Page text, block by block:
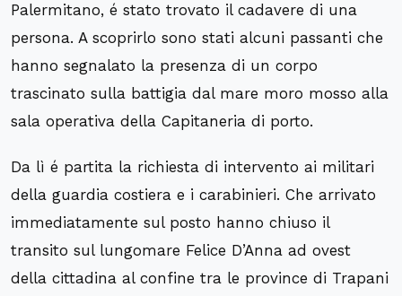
Palermitano, é stato trovato il cadavere di una
persona. A scoprirlo sono stati alcuni passanti che
hanno segnalato la presenza di un corpo
trascinato sulla battigia dal mare moro mosso alla
sala operativa della Capitaneria di porto.
Da lì é partita la richiesta di intervento ai militari
della guardia costiera e i carabinieri. Che arrivato
immediatamente sul posto hanno chiuso il
transito sul lungomare Felice D’Anna ad ovest
della cittadina al confine tra le province di Trapani